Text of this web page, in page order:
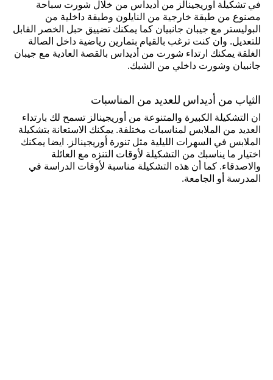
في تشكيلة اوريجينالز من أديداس من خلال شورت سباحة
مصنوع من طبقة خارجية من النايلون وطبقة داخلية من
البوليستر مع جيبان جانبيان كما يمكنك تضييق حبل الخصر القابل
للتعديل. وان كنت ترغب بالقيام بتمارين رياضية داخل الصالة
الغلقة يمكنك ارتداء شورت من أديداس بالقصة العادية مع جيبان
جانبيان وشورت داخلي من الشبك.
الثياب من أديداس للعديد من المناسبات
ان التشكيلة الكبيرة والمتنوعة من أوريجينالز تسمح لك بارتداء
العديد من الملابس لمناسبات مختلفة. يمكنك الاستعانة بتشكيلة
الملابس في السهرات الليلية مثل تنورة أوريجينالز. ايضا يمكنك
اختيار ما يناسبك من التشكيلة لأوقات التنزه مع العائلة
والاصدقاء. كما أن هذه التشكيلة مناسبة لأوقات الدراسة في
المدرسة أو الجامعة.